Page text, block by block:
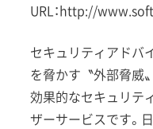
URL：http://
セキュリティアドバ
を脅かす〝外部脅威
効果的なセキュリテ
ザーサービスです。